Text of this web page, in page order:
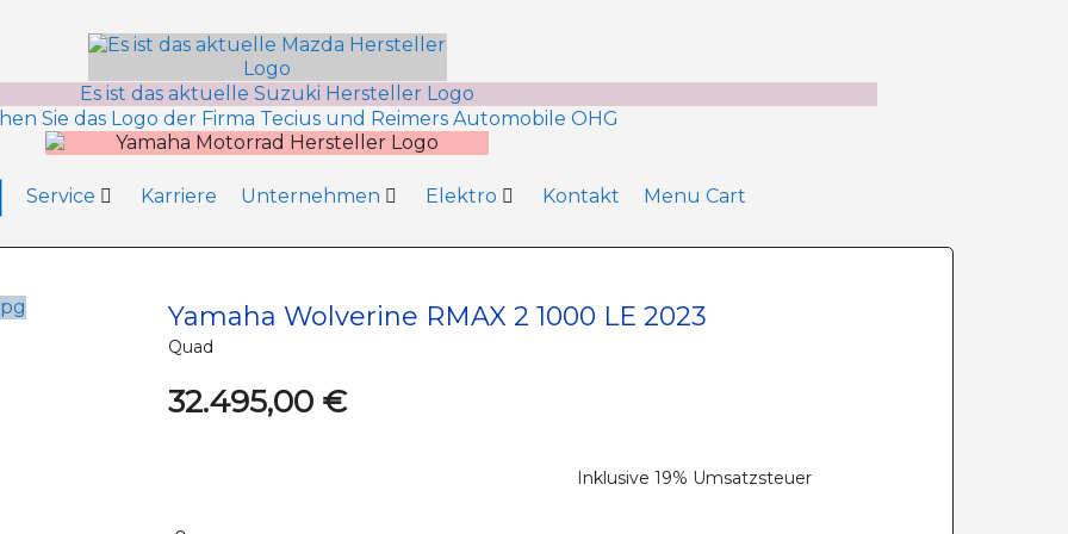
Service Karriere Unternehmen Elektro Kontakt Menu Cart
Yamaha Wolverine RMAX 2 1000 LE 2023
Quad
32.495,00 €
Inklusive 19% Umsatzsteuer